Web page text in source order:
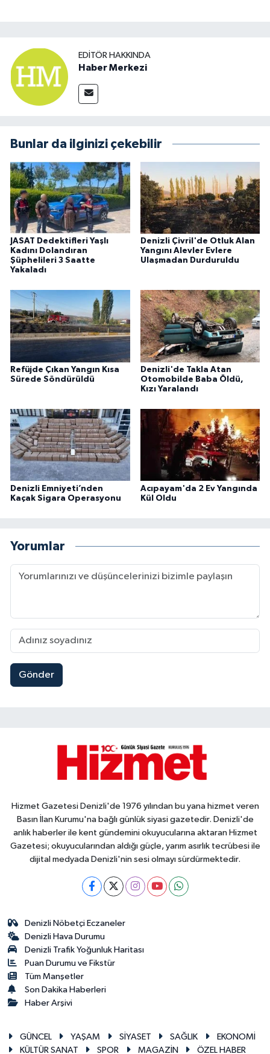
EDITÖR HAKKINDA
Haber Merkezi
Bunlar da ilginizi çekebilir
JASAT Dedektifleri Yaşlı
Kadını Dolandıran
Şüphelileri 3 Saatte
Yakaladı
Denizli Çivril'de Otluk Alan
Yangını Alevler Evlere
Ulaşmadan Durduruldu
Refüjde Çıkan Yangın Kısa
Sürede Söndürüldü
Denizli'de Takla Atan
Otomobilde Baba Öldü,
Kızı Yaralandı
Denizli Emniyeti’nden
Kaçak Sigara Operasyonu
Acıpayam'da 2 Ev Yangında
Kül Oldu
Yorumlar
Gönder
Hizmet Gazetesi Denizli'de 1976 yılından bu yana hizmet veren
Basın İlan Kurumu'na bağlı günlük siyasi gazetedir. Denizli'de
anlık haberler ile kent gündemini okuyucularına aktaran Hizmet
Gazetesi; okuyucularından aldığı güçle, yarım asırlık tecrübesi ile
dijital medyada Denizli'nin sesi olmayı sürdürmektedir.
Denizli Nöbetçi Eczaneler
Denizli Hava Durumu
Denizli Trafik Yoğunluk Haritası
Puan Durumu ve Fikstür
Tüm Manşetler
Son Dakika Haberleri
Haber Arşivi
GÜNCEL YAŞAM SİYASET SAĞLIK
EKONOMİ
KÜLTÜR SANAT
SPOR MAGAZİN ÖZEL HABER